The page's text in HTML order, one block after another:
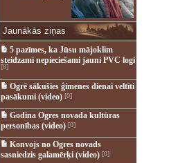
Jaunākās ziņas
5 pazīmes, ka Jūsu mājoklim
steidzami nepieciešami jauni PVC logi
[0]
Ogrē sākušies ģimenes dienai veltīti
pasākumi (video)[0]
Godina Ogres novada kultūras
personības (video)[0]
Konvojs no Ogres novads
sasniedzis galamērķi (video)[0]